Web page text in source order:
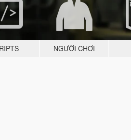
NGƯỜI CHƠI